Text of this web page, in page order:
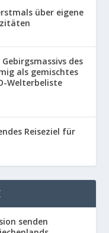
über eigene
des
als gemischtes
Welterbeliste
Reiseziel für
senden